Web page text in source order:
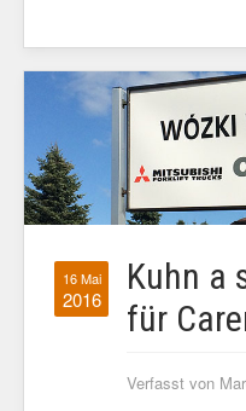
16 Mai
2016
Kuhn a
für
Verfasst von